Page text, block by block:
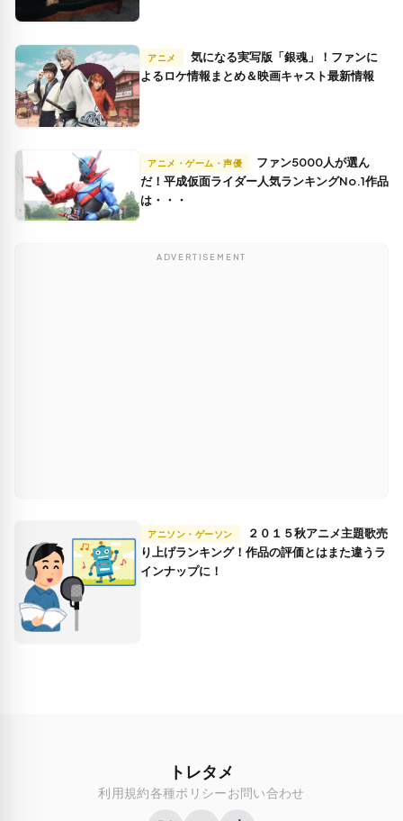
アニメ
よるロケ情報まとめ＆映画キャスト最新情報
アニメ・ゲーム・声優
だ！平成仮面ライダー人気ランキングNo.1作品
は・・・
ADVERTISEMENT
アニソン・ゲーソン
り上げランキング！作品の評価とはまた違うラ
インナップに！
トレタメ
利用規約各種ポリシーお問い合わせ